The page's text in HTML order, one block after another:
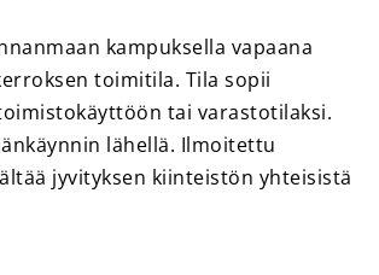
kampuksella vapaana
toimitila. Tila sopii
tai varastotilaksi.
lähellä. Ilmoitettu
jyvityksen kiinteistön yhteisistä